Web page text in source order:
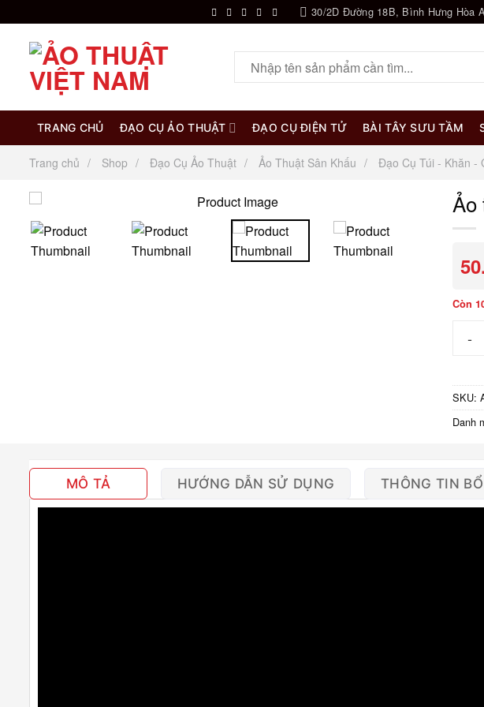
đến
30/2D Đường 18B, Bình Hưng Hòa
kiếm:
TRANG CHỦ ĐẠO CỤ ẢO THUẬT ĐẠO CỤ ĐIỆN TỬ BÀI TÂY SƯU TẦM
Trang chủ Shop Đạo Cụ Ảo Thuật Ảo Thuật Sân Khấu Đạo Cụ Túi - Khăn -
Ảo
Còn
Ảo
SKU:
Danh
MÔ TẢ HƯỚNG DẪN SỬ DỤNG THÔNG TIN